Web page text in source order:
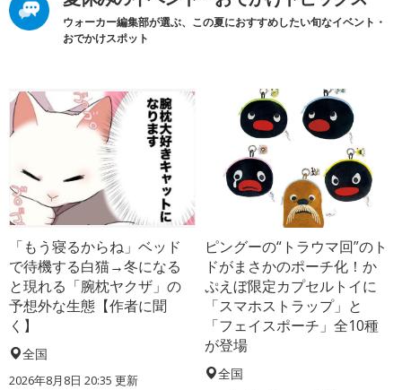
ウォーカー編集部が選ぶ、この夏におすすめしたい旬なイベント・
おでかけスポット
「もう寝るからね」ベッド
で待機する白猫→冬になる
と現れる「腕枕ヤクザ」の
予想外な生態【作者に聞
く】
全国
2026年8月8日 20:35 更新
ピングーの“トラウマ回”のト
ドがまさかのポーチ化！か
ぷえぼ限定カプセルトイに
「スマホストラップ」と
「フェイスポーチ」全10種
が登場
全国